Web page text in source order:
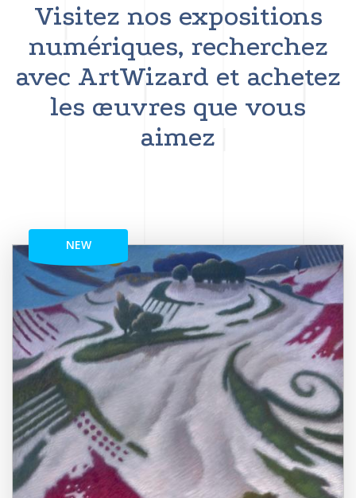
Visitez nos expositions
numériques, recherchez
avec ArtWizard et achetez
les œuvres que vous
aimez
NEW